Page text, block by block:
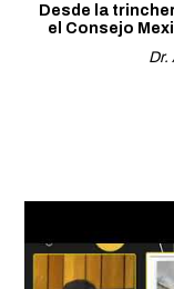
Desde la
el Consejo
Dr.